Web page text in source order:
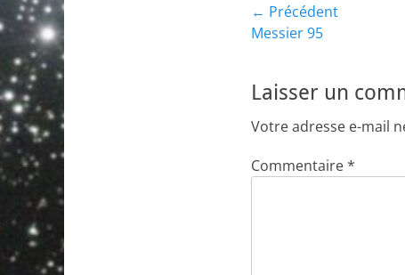
Navigation
de
l’article
← Précédent
Article
Messier 95
Laisser un
Votre adresse e-mail
Commentaire*